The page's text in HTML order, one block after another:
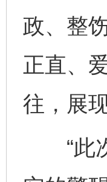
政、整
正直、
往，展
“此次